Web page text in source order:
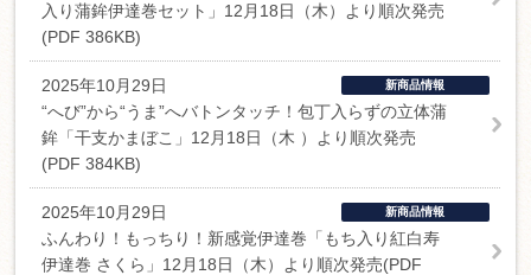
入り蒲鉾伊達巻セット」12月18日（木）より順次発売
(PDF 386KB)
2025年10月29日 新商品情報
“へび”から“うま”へバトンタッチ！包丁入らずの立体蒲
鉾「干支かまぼこ」12月18日（木 ）より順次発売
(PDF 384KB)
2025年10月29日 新商品情報
ふんわり！もっちり！新感覚伊達巻「もち入り紅白寿
伊達巻 さくら」12月18日（木）より順次発売(PDF